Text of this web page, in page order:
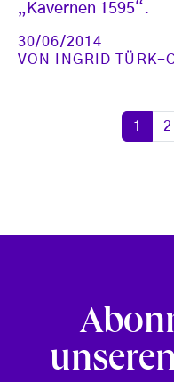
„Kavernen 1595“.
30/06/2014
VON
INGRID TÜRK-
Seite
1 2